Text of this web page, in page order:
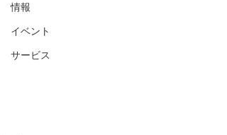
情報
イベント
サービス